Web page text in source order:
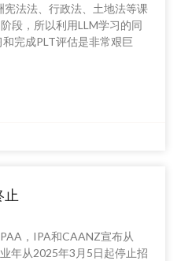
法法、行政法、土地法等课
段，所以利用LLM学习的同
完成PLT评估是非常艰巨
止
，IPA和CAANZ宣布从
年从2025年3月5日起停止招